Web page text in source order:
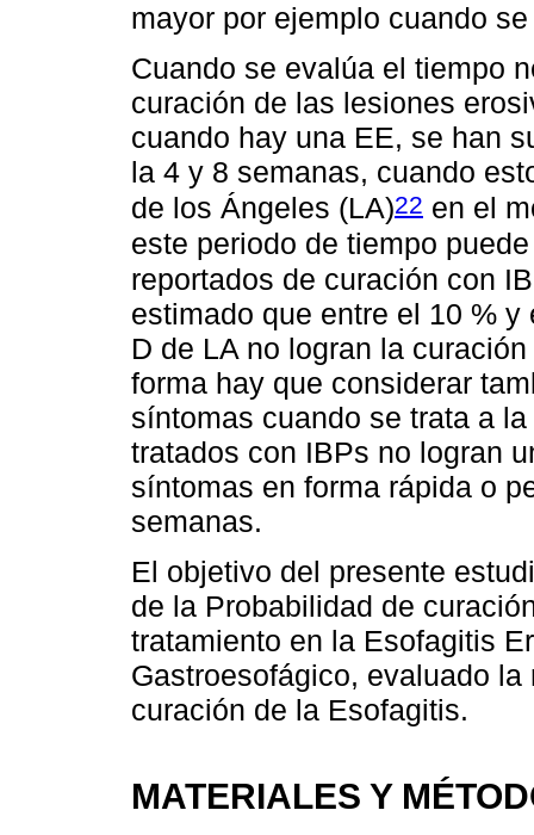
mayor por ejemplo cuando
Cuando se evalúa el tiempo
curación de las lesiones
cuando hay una EE, se han
la 4 y 8 semanas, cuando
de los Ángeles (LA)22 en el
este periodo de tiempo
reportados de curación con
estimado que entre el 10 %
D de LA no logran la
forma hay que considerar
síntomas cuando se trata a
tratados con IBPs no logran
síntomas en forma rápida o
semanas.
El objetivo del presente
de la Probabilidad de
tratamiento en la Esofagitis
Gastroesofágico, evaluado
curación de la Esofagitis.
MATERIALES Y